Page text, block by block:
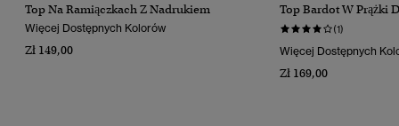
Top Na Ramiączkach Z Nadrukiem
Więcej Dostępnych Kolorów
Zł 149,00
Top Bardot W Prążki
(1)
Więcej Dostępnych
Zł 169,00